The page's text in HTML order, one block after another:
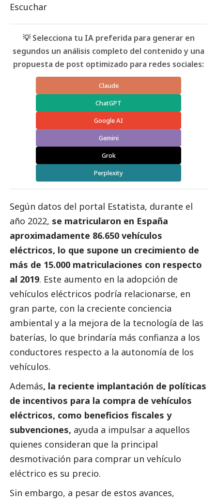
Escuchar
💡 Selecciona tu IA preferida para generar en
segundos un análisis completo del contenido y una
propuesta de post optimizado para redes sociales:
Claude
ChatGPT
Google AI
Gemini
Grok
Perplexity
Según datos del portal Estatista, durante el
año 2022, se matricularon en España
aproximadamente 86.650 vehículos
eléctricos, lo que supone un crecimiento de
más de 15.000 matriculaciones con respecto
al 2019. Este aumento en la adopción de
vehículos eléctricos podría relacionarse, en
gran parte, con la creciente conciencia
ambiental y a la mejora de la tecnología de las
baterías, lo que brindaría más confianza a los
conductores respecto a la autonomía de los
vehículos.
Además, la reciente implantación de políticas
de incentivos para la compra de vehículos
eléctricos, como beneficios fiscales y
subvenciones, ayuda a impulsar a aquellos
quienes consideran que la principal
desmotivación para comprar un vehículo
eléctrico es su precio.
Sin embargo, a pesar de estos avances,